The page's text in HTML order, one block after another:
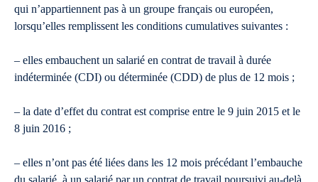
qui n’appartiennent pas à un groupe français ou européen,
lorsqu’elles remplissent les conditions cumulatives suivantes :
– elles embauchent un salarié en contrat de travail à durée
indéterminée (CDI) ou déterminée (CDD) de plus de 12 mois ;
– la date d’effet du contrat est comprise entre le 9 juin 2015 et le
8 juin 2016 ;
– elles n’ont pas été liées dans les 12 mois précédant l’embauche
du salarié, à un salarié par un contrat de travail poursuivi au-delà